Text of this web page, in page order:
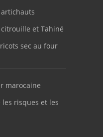
et Tahiné
sec au four
marocaine
risques et les